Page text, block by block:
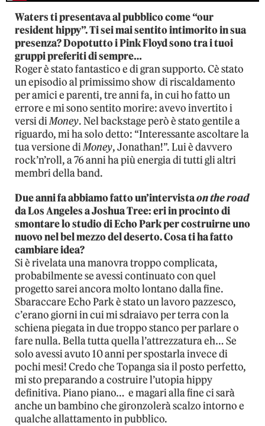
Waters ti presentava al pubblico come “our
resident hippy”. Ti sei mai sentito intimorito in sua
presenza? Dopotutto i Pink Floyd sono tra i tuoi
gruppi preferiti di sempre…
Roger è stato fantastico e di gran supporto. Cè stato
un episodio al primissimo show di riscaldamento
per amici e parenti, tre anni fa, in cui ho fatto un
errore e mi sono sentito morire: avevo invertito i
versi diMoney. Nel backstage però è stato gentile a
riguardo, mi ha solo detto: “Interessante ascoltare la
tua versione diMoney, Jonathan!”. Lui è davvero
rock’n’roll, a 76 anni ha più energia di tutti gli altri
membri della band.
Due anni fa abbiamo fatto un’intervistaon the road
da Los Angeles a Joshua Tree: eri in procinto di
smontare lo studio di Echo Park per costruirne uno
nuovo nel bel mezzo del deserto. Cosa ti ha fatto
cambiare idea?
Si è rivelata una manovra troppo complicata,
probabilmente se avessi continuato con quel
progetto sarei ancora molto lontano dalla fine.
Sbaraccare Echo Park è stato un lavoro pazzesco,
c’erano giorni in cui mi sdraiavo per terra con la
schiena piegata in due troppo stanco per parlare o
fare nulla. Bella tutta quella l’attrezzatura eh… Se
solo avessi avuto 10 anni per spostarla invece di
pochi mesi! Credo che Topanga sia il posto perfetto,
mi sto preparando a costruire l’utopia hippy
definitiva. Piano piano… e magari alla fine ci sarà
anche un bambino che gironzolerà scalzo intorno e
qualche allattamento in pubblico.